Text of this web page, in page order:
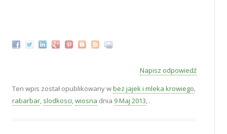
Napisz odpowiedź
Ten wpis został opublikowany wbez jajek i mleka krowiego,
rabarbar, slodkosci,wiosna dnia 9 Maj 2013, .